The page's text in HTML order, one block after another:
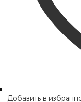
Добавить в